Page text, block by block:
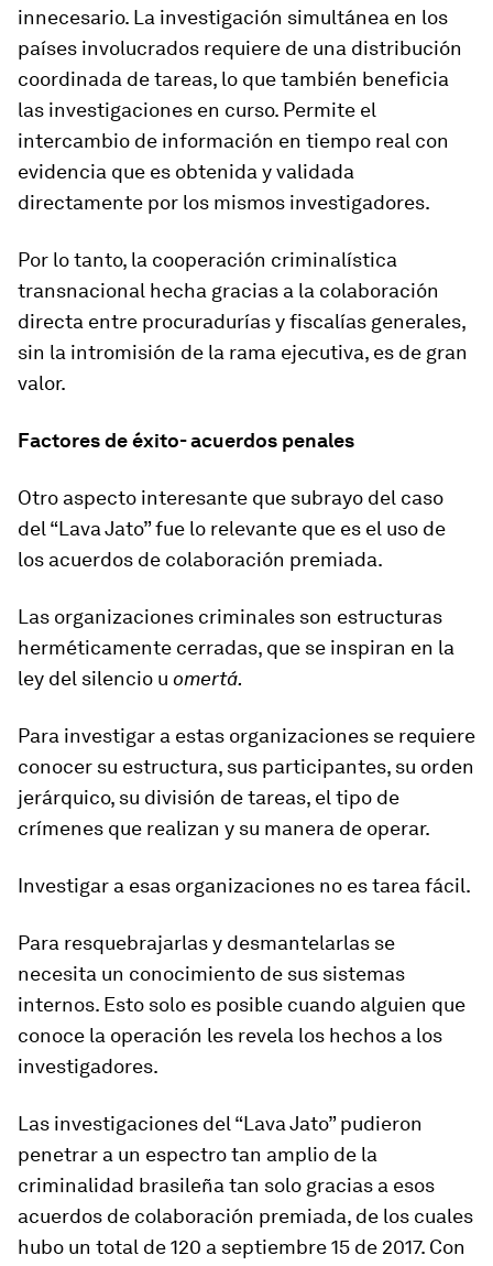
innecesario. La investigación simultánea en los
países involucrados requiere de una distribución
coordinada de tareas, lo que también beneficia
las investigaciones en curso. Permite el
intercambio de información en tiempo real con
evidencia que es obtenida y validada
directamente por los mismos investigadores.
Por lo tanto, la cooperación criminalística
transnacional hecha gracias a la colaboración
directa entre procuradurías y fiscalías generales,
sin la intromisión de la rama ejecutiva, es de gran
valor.
Factores de éxito- acuerdos penales
Otro aspecto interesante que subrayo del caso
del “Lava Jato” fue lo relevante que es el uso de
los acuerdos de colaboración premiada.
Las organizaciones criminales son estructuras
herméticamente cerradas, que se inspiran en la
ley del silencio u omertá.
Para investigar a estas organizaciones se requiere
conocer su estructura, sus participantes, su orden
jerárquico, su división de tareas, el tipo de
crímenes que realizan y su manera de operar.
Investigar a esas organizaciones no es tarea fácil.
Para resquebrajarlas y desmantelarlas se
necesita un conocimiento de sus sistemas
internos. Esto solo es posible cuando alguien que
conoce la operación les revela los hechos a los
investigadores.
Las investigaciones del “Lava Jato” pudieron
penetrar a un espectro tan amplio de la
criminalidad brasileña tan solo gracias a esos
acuerdos de colaboración premiada, de los cuales
hubo un total de 120 a septiembre 15 de 2017. Con